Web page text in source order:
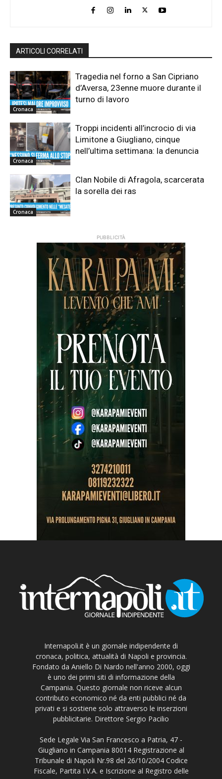
ARTICOLI CORRELATI
Cronaca
Tragedia nel forno a San Cipriano
d’Aversa, 23enne muore durante il
turno di lavoro
Cronaca
Troppi incidenti all’incrocio di via
Limitone a Giugliano, cinque
nell’ultima settimana: la denuncia
Cronaca
Clan Nobile di Afragola, scarcerata
la sorella dei ras
PUBBLICITÀ
Internapoli.it è un giornale indipendente di
cronaca, politica, attualità di Napoli e provincia.
Fondato da Aniello Di Nardo nell'anno 2000, oggi
è uno dei primi siti di informazione della
Campania. Questo giornale non riceve alcun
contributo economico né da enti pubblici né da
privati e si sostiene solo attraverso le inserzioni
pubblicitarie. Direttore Sergio Pacilio
Sede Legale Via San Francesco a Patria, 47 -
Giugliano in Campania 80014 Registrazione al
Tribunale di Napoli Nr.98 del 26/10/2004 Codice
Fiscale, Partita I.V.A. e Iscrizione al Registro delle